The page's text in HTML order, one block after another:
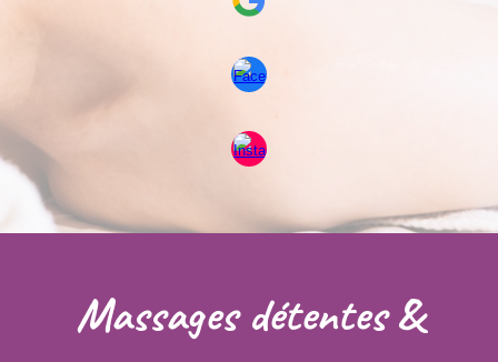
Massages détentes &